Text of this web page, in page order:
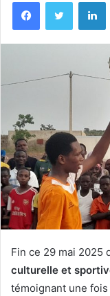
Fin ce 29 mai 2025
culturelle et
témoignant une fois